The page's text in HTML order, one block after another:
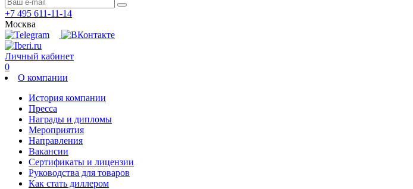
+7 495 611-11-14
Москва
Личный кабинет
0
О компании
История компании
Пресса
Награды и дипломы
Мероприятия
Направления
Вакансии
Сертификаты и лицензии
Руководства для товаров
Как стать диллером